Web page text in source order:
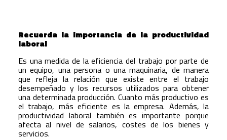
Recuerda la importancia de la productividad
laboral
Es una medida de la eficiencia del trabajo por parte de
un equipo, una persona o una maquinaria, de manera
que refleja la relación que existe entre el trabajo
desempeñado y los recursos utilizados para obtener
una determinada producción. Cuanto más productivo es
el trabajo, más eficiente es la empresa. Además, la
productividad laboral también es importante porque
afecta al nivel de salarios, costes de los bienes y
servicios.